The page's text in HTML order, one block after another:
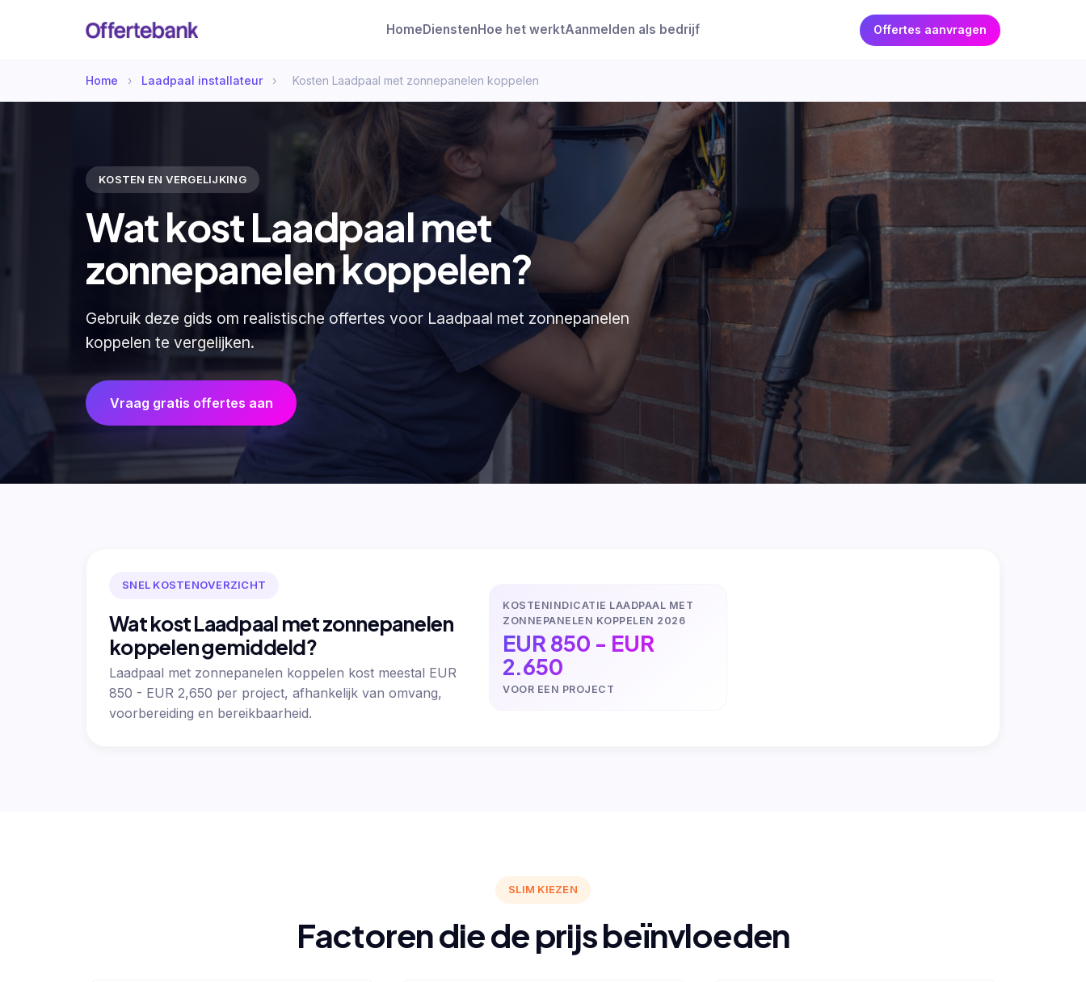
Home Diensten Hoe het werktAanmelden als bedrijf Offertes aanvragen
Home › Laadpaal installateur › Kosten Laadpaal met zonnepanelen koppelen
KOSTEN EN VERGELIJKING
Wat kost Laadpaal met
zonnepanelen koppelen?
Gebruik deze gids om realistische offertes voor Laadpaal met zonnepanelen
koppelen te vergelijken.
Vraag gratis offertes aan
SNEL KOSTENOVERZICHT
Wat kost Laadpaal met zonnepanelen
koppelen gemiddeld?
Laadpaal met zonnepanelen koppelen kost meestal EUR
850 - EUR 2,650 per project, afhankelijk van omvang,
voorbereiding en bereikbaarheid.
KOSTENINDICATIE LAADPAAL MET
ZONNEPANELEN KOPPELEN 2026
EUR 850 - EUR
2.650
VOOR EEN PROJECT
SLIM KIEZEN
Factoren die de prijs beïnvloeden